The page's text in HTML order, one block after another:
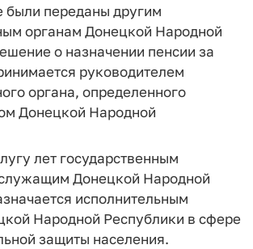
были переданы другим
органам Донецкой Народной
о назначении пенсии за
руководителем
органа, определенного
Донецкой Народной
лет государственным
Донецкой Народной
исполнительным
Народной Республики в сфере
защиты населения.